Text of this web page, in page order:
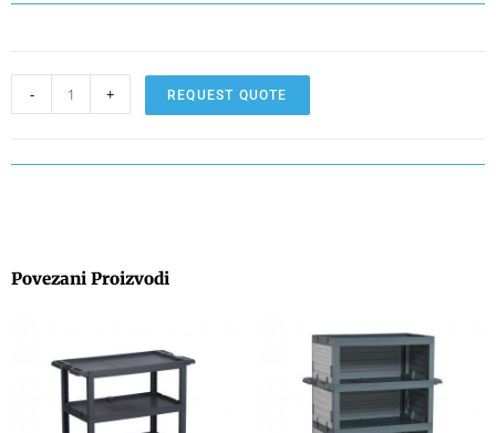
- + REQUEST QUOTE
Povezani Proizvodi